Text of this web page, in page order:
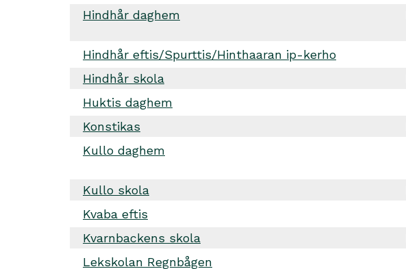
Hindhår daghem
Hindhår eftis/Spurttis/Hinthaaran ip-kerho
Hindhår skola
Huktis daghem
Konstikas
Kullo daghem
Kullo skola
Kvaba eftis
Kvarnbackens skola
Lekskolan Regnbågen